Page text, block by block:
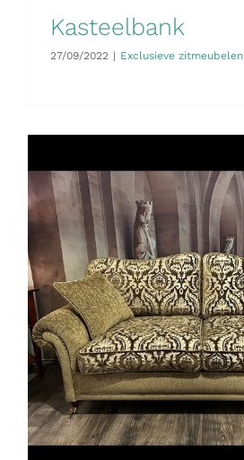
Kasteelbank
27/09/2022 | Exclusieve zitmeubelen